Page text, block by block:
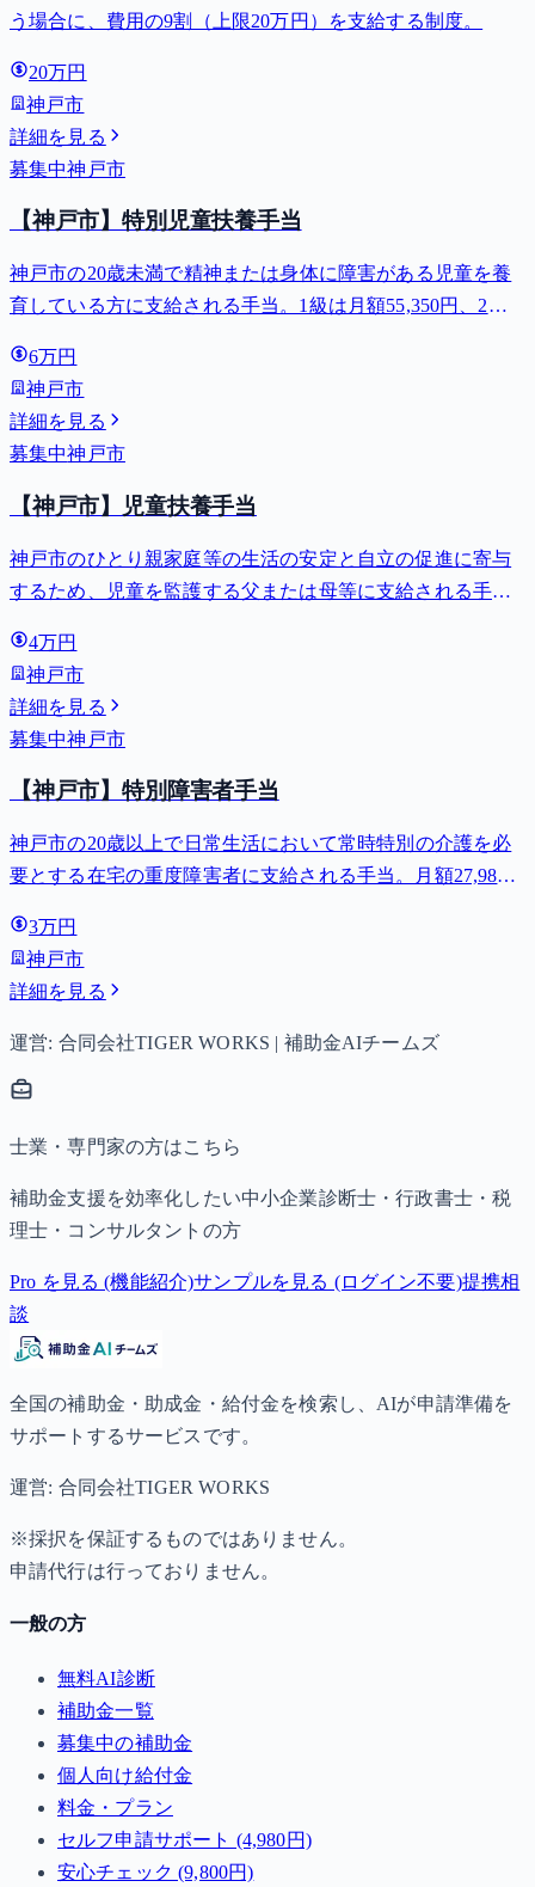
う場合に、費用の9割（上限20万円）を支給する制度。
20万円
神戸市
詳細を見る
募集中神戸市
【神戸市】特別児童扶養手当
神戸市の20歳未満で精神または身体に障害がある児童を養
育している方に支給される手当。1級は月額55,350円、2級
6万円
神戸市
詳細を見る
募集中神戸市
【神戸市】児童扶養手当
神戸市のひとり親家庭等の生活の安定と自立の促進に寄与
するため、児童を監護する父または母等に支給される手
4万円
神戸市
詳細を見る
募集中神戸市
【神戸市】特別障害者手当
神戸市の20歳以上で日常生活において常時特別の介護を必
要とする在宅の重度障害者に支給される手当。月額27,980
3万円
神戸市
詳細を見る
運営: 合同会社TIGER WORKS | 補助金AIチームズ
士業・専門家の方はこちら
補助金支援を効率化したい中小企業診断士・行政書士・税
理士・コンサルタントの方
Pro を見る (機能紹介)サンプルを見る (ログイン不要)提携相
談
全国の補助金・助成金・給付金を検索し、AIが申請準備を
サポートするサービスです。
運営: 合同会社TIGER WORKS
※採択を保証するものではありません。
申請代行は行っておりません。
一般の方
無料AI診断
補助金一覧
募集中の補助金
個人向け給付金
料金・プラン
セルフ申請サポート (4,980円)
安心チェック (9,800円)